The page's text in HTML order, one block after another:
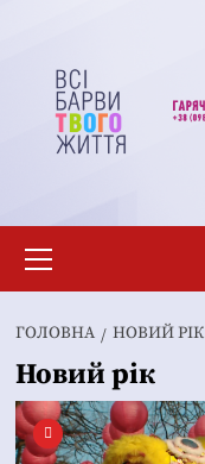
вмісту
меню
ГОЛОВНА НОВИЙ РІК
Новий рік